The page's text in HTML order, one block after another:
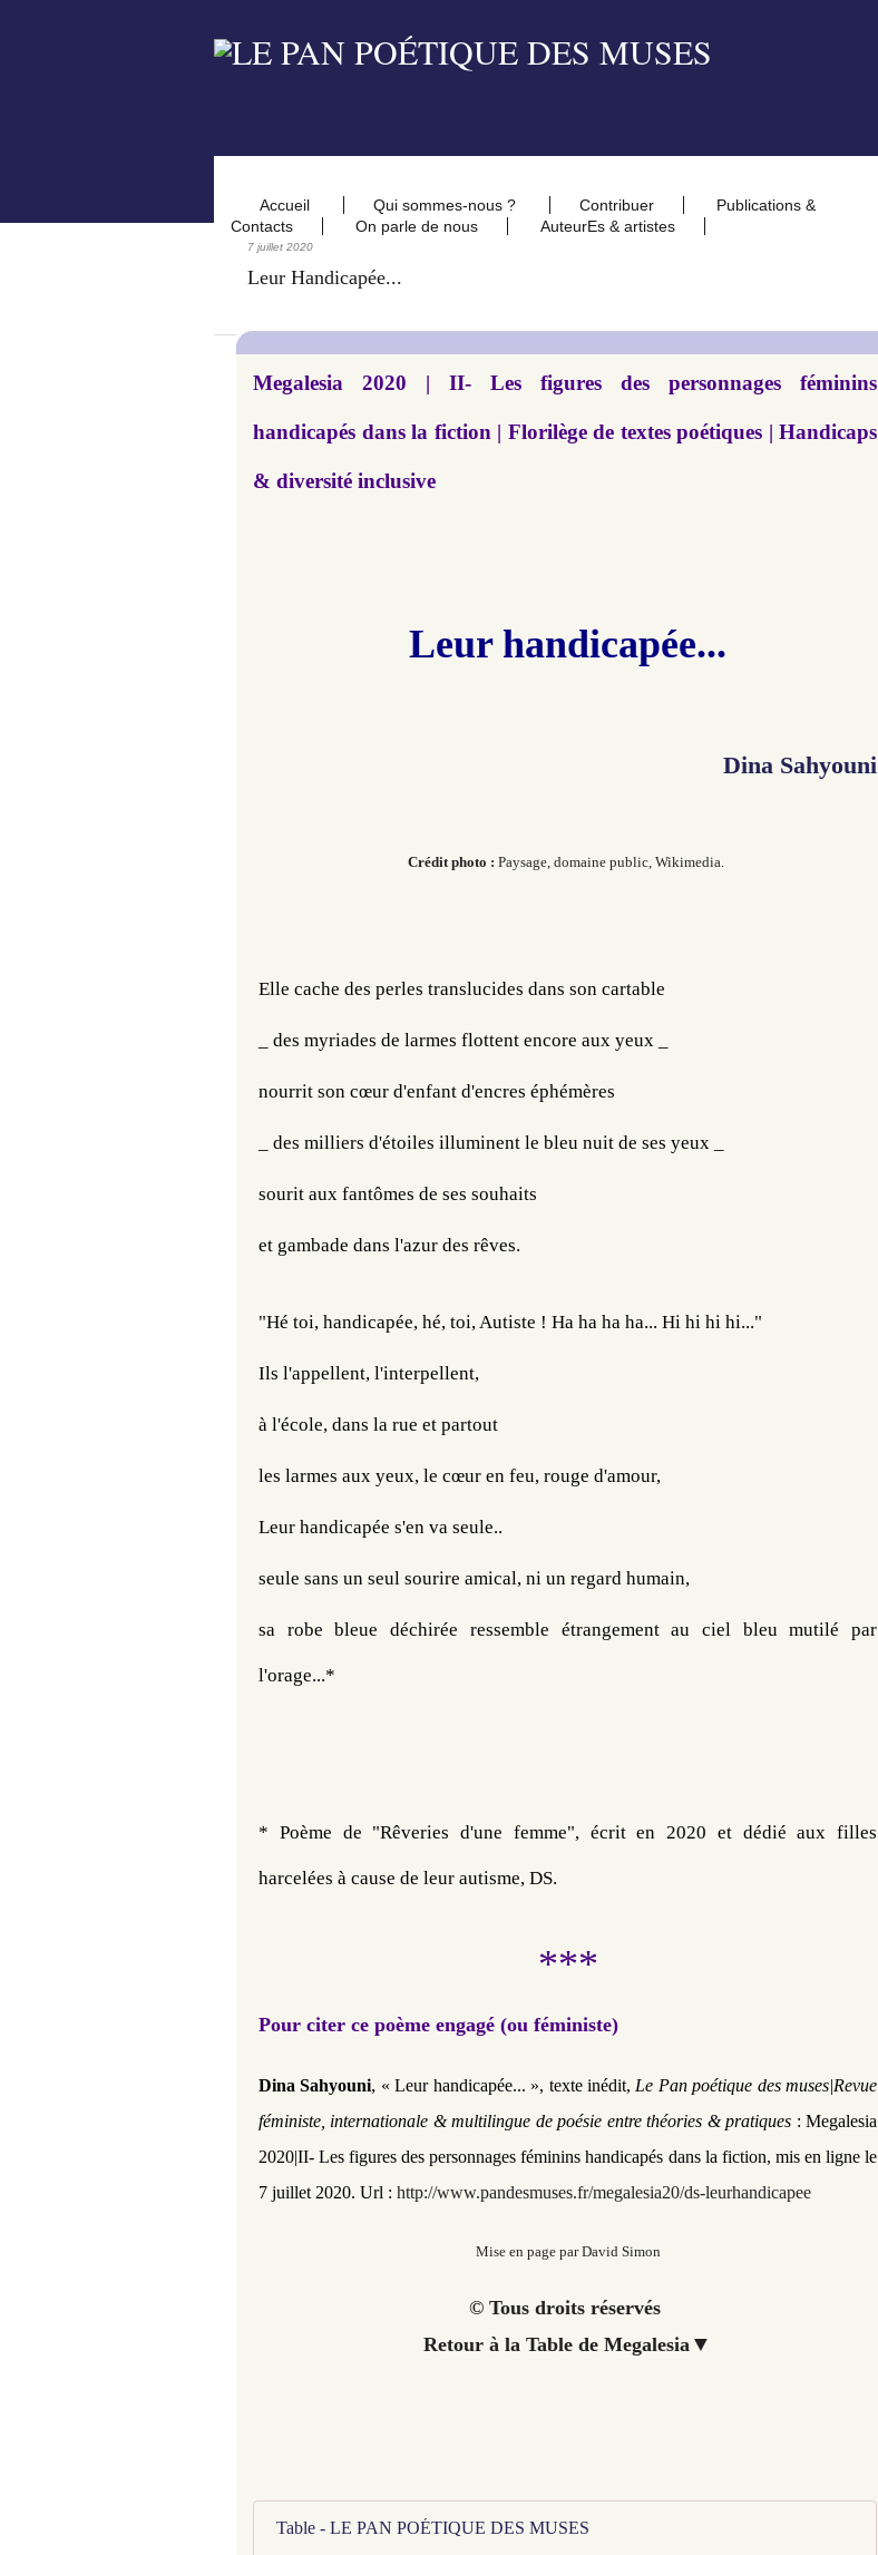
Accueil Qui sommes-nous ? Contribuer
Publications &
Contacts
On parle de nous AuteurEs & artistes
7 juillet 2020
Leur Handicapée...
Megalesia 2020 | II- Les figures des personnages féminins
handicapés dans la fiction | Florilège de textes poétiques | Handicaps
& diversité inclusive
Leur handicapée...
Dina Sahyouni
Crédit photo : Paysage, domaine public, Wikimedia.
Elle cache des perles translucides dans son cartable
_ des myriades de larmes flottent encore aux yeux _
​​​​nourrit son cœur d'enfant d'encres éphémères
​​​​​​_ des milliers d'étoiles illuminent le bleu nuit de ses yeux _
​​sourit aux fantômes de ses souhaits
et gambade dans l'azur des rêves.
"Hé toi, handicapée, hé, toi, Autiste ! Ha ha ha ha... Hi hi hi hi..."
Ils l'appellent, l'interpellent,
à l'école, dans la rue et partout
​​​​​les larmes aux yeux, le cœur en feu, rouge d'amour,
Leur handicapée s'en va seule..
seule sans un seul sourire amical, ni un regard humain,
sa robe bleue déchirée ressemble étrangement au ciel bleu mutilé par
l'orage...*
* Poème de "Rêveries d'une femme", écrit en 2020 et dédié aux filles
harcelées à cause de leur autisme, DS.
***
Pour citer ce poème engagé (ou féministe)
Dina Sahyouni, « Leur handicapée... », texte inédit, Le Pan poétique des muses|Revue
féministe, internationale & multilingue de poésie entre théories & pratiques :Megalesia
2020|II- Les figures des personnages féminins handicapés dans la fiction, mis en ligne le
7 juillet 2020. Url : http://www.pandesmuses.fr/megalesia20/ds-leurhandicapee
Mise en page par David Simon
© Tous droits réservés
Retour à la Table de Megalesia ▼
Table - LE PAN POÉTIQUE DES MUSES